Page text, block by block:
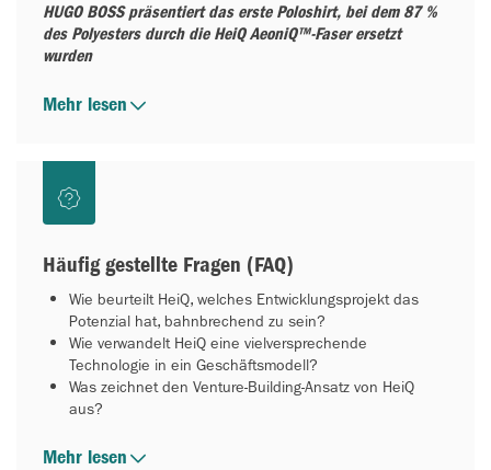
HUGO BOSS präsentiert das erste Poloshirt, bei dem 87 %
des Polyesters durch die HeiQ AeoniQ™-Faser ersetzt
wurden
Mehr lesen
Häufig gestellte Fragen (FAQ)
Wie beurteilt HeiQ, welches Entwicklungsprojekt das
Potenzial hat, bahnbrechend zu sein?
Wie verwandelt HeiQ eine vielversprechende
Technologie in ein Geschäftsmodell?
Was zeichnet den Venture-Building-Ansatz von HeiQ
aus?
Mehr lesen